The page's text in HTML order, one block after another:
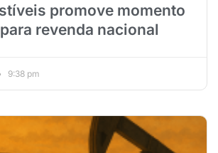
promove momento
revenda nacional
9:38 pm